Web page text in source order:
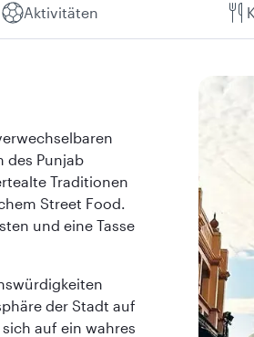
Aktivitäten
des Punjab
Traditionen
Street Food.
und eine Tasse
der Stadt auf
auf ein wahres